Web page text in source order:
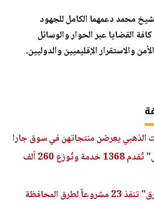
محمد دعمهما الكامل للجهود
القضايا عبر الحوار والوسائل
والاستقرار الإقليميين والدوليين.
الذهبي يعرضن منتجاتهن في سوق جارا
"زراعة جرش" تُقدم 1368 خدمة وتُوزع 260 ألف
"أشغال المفرق" تنفذ 23 مشروعاً لطرق المحافظة